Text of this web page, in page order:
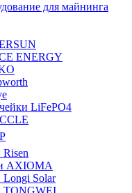
для майнинга
ENERGY
LiFePO4
AXIOMA
Solar
TONGWEI